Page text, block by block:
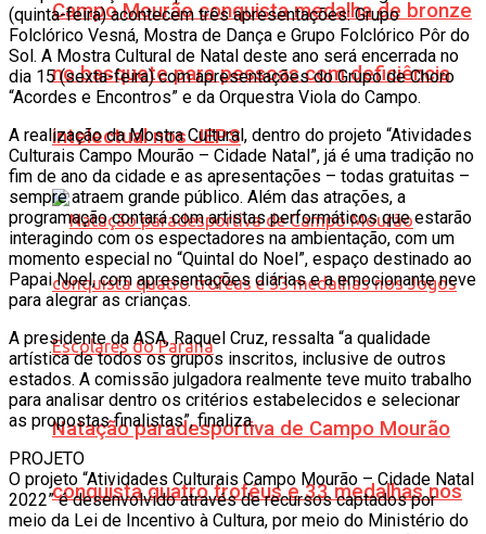
Campo Mourão conquista medalha de bronze
no basquete para pessoas com deficiência
intelectual nos JEPS
Natação paradesportiva de Campo Mourão
conquista quatro troféus e 33 medalhas nos
(quinta-feira) acontecem três apresentações: Grupo
Folclórico Vesná, Mostra de Dança e Grupo Folclórico Pôr do
Sol. A Mostra Cultural de Natal deste ano será encerrada no
dia 15 (sexta-feira) com apresentações do Grupo de Choro
“Acordes e Encontros” e da Orquestra Viola do Campo.
A realização da Mostra Cultural, dentro do projeto “Atividades
Culturais Campo Mourão – Cidade Natal”, já é uma tradição no
fim de ano da cidade e as apresentações – todas gratuitas –
sempre atraem grande público. Além das atrações, a
programação contará com artistas performáticos que estarão
interagindo com os espectadores na ambientação, com um
momento especial no “Quintal do Noel”, espaço destinado ao
Papai Noel, com apresentações diárias e a emocionante neve
para alegrar as crianças.
A presidente da ASA, Raquel Cruz, ressalta “a qualidade
artística de todos os grupos inscritos, inclusive de outros
estados. A comissão julgadora realmente teve muito trabalho
para analisar dentro os critérios estabelecidos e selecionar
as propostas finalistas”, finaliza.
PROJETO
O projeto “Atividades Culturais Campo Mourão – Cidade Natal
2022” é desenvolvido através de recursos captados por
meio da Lei de Incentivo à Cultura, por meio do Ministério do